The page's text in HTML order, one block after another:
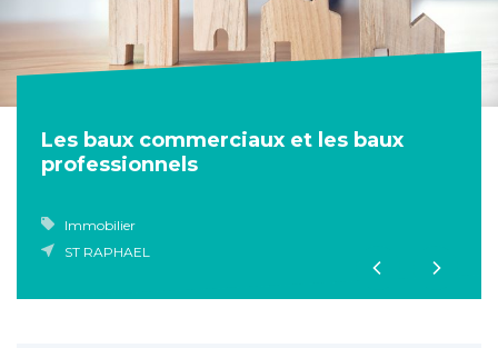
Les baux commerciaux et les baux
professionnels
Immobilier
ST RAPHAEL